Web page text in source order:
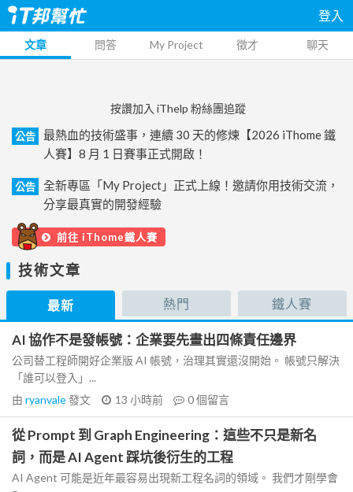
登入
文章 問答 My Project 徵才 聊天
按讚加入 iThelp 粉絲團追蹤
公告
最熱血的技術盛事，連續 30 天的修煉【2026 iThome 鐵
人賽】8 月 1 日賽事正式開啟！
公告
全新專區「My Project」正式上線！邀請你用技術交流，
分享最真實的開發經驗
前往 iThome鐵人賽
技術文章
最新 熱門 鐵人賽
AI 協作不是發帳號：企業要先畫出四條責任邊界
公司替工程師開好企業版 AI 帳號，治理其實還沒開始。 帳號只解決
「誰可以登入」...
由 ryanvale發文 13 小時前 0個留言
從 Prompt 到 Graph Engineering：這些不只是新名
詞，而是 AI Agent 踩坑後衍生的工程
AI Agent 可能是近年最容易出現新工程名詞的領域。 我們才剛學會